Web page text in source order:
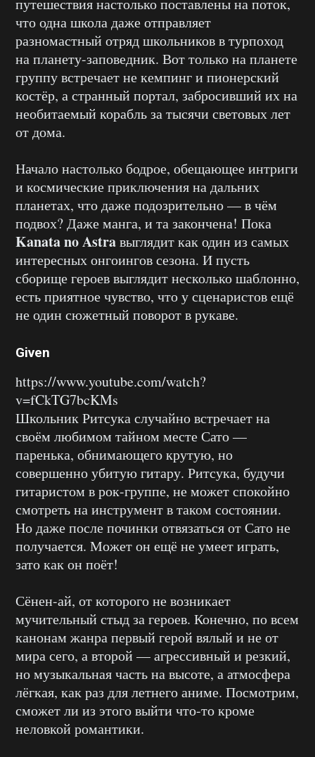
путешествия настолько поставлены на поток,
что одна школа даже отправляет
разномастный отряд школьников в турпоход
на планету-заповедник. Вот только на планете
группу встречает не кемпинг и пионерский
костёр, а странный портал, забросивший их на
необитаемый корабль за тысячи световых лет
от дома.
Начало настолько бодрое, обещающее интриги
и космические приключения на дальних
планетах, что даже подозрительно — в чём
подвох? Даже манга, и та закончена! Пока
Kanata no Astraвыглядит как один из самых
интересных онгоингов сезона. И пусть
сборище героев выглядит несколько шаблонно,
есть приятное чувство, что у сценаристов ещё
не один сюжетный поворот в рукаве.
Given
https://www.youtube.com/watch?
v=fCkTG7bcKMs
Школьник Ритсука случайно встречает на
своём любимом тайном месте Сато —
паренька, обнимающего крутую, но
совершенно убитую гитару. Ритсука, будучи
гитаристом в рок-группе, не может спокойно
смотреть на инструмент в таком состоянии.
Но даже после починки отвязаться от Сато не
получается. Может он ещё не умеет играть,
зато как он поёт!
Сёнен-ай, от которого не возникает
мучительный стыд за героев. Конечно, по всем
канонам жанра первый герой вялый и не от
мира сего, а второй — агрессивный и резкий,
но музыкальная часть на высоте, а атмосфера
лёгкая, как раз для летнего аниме. Посмотрим,
сможет ли из этого выйти что-то кроме
неловкой романтики.